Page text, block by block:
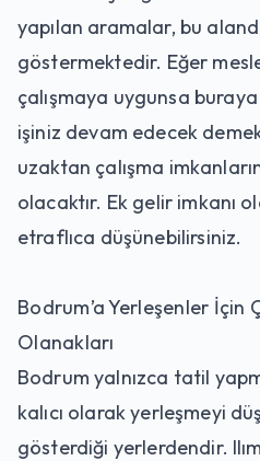
yapılan aramalar, bu
göstermektedir. Eğer
çalışmaya uygunsa
işiniz devam edecek
uzaktan çalışma
olacaktır. Ek gelir imkanı
etraflıca düşünebilirsiniz.
Bodrum’a Yerleşenler İçin
Olanakları
Bodrum yalnızca tatil
kalıcı olarak yerleşmeyi
gösterdiği yerlerdendir.